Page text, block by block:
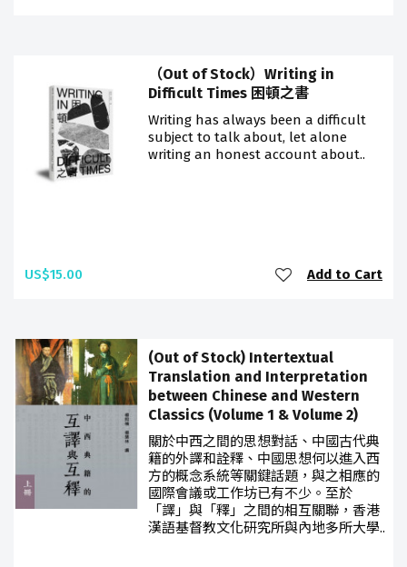
（Out of Stock）Writing in
Difficult Times 困頓之書
Writing has always been a difficult
subject to talk about, let alone
writing an honest account about..
US$15.00 Add to Cart
(Out of Stock) Intertextual
Translation and Interpretation
between Chinese and Western
Classics (Volume 1 & Volume 2)
關於中西之間的思想對話、中國古代典
籍的外譯和詮釋、中國思想何以進入西
方的概念系統等關鍵話題，與之相應的
國際會議或工作坊已有不少。至於
「譯」與「釋」之間的相互關聯，香港
漢語基督教文化研究所與內地多所大學..